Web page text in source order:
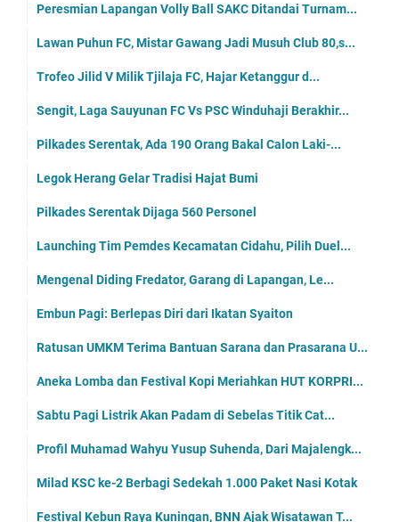
Peresmian Lapangan Volly Ball SAKC Ditandai Turnam...
Lawan Puhun FC, Mistar Gawang Jadi Musuh Club 80,s...
Trofeo Jilid V Milik Tjilaja FC, Hajar Ketanggur d...
Sengit, Laga Sauyunan FC Vs PSC Winduhaji Berakhir...
Pilkades Serentak, Ada 190 Orang Bakal Calon Laki-...
Legok Herang Gelar Tradisi Hajat Bumi
Pilkades Serentak Dijaga 560 Personel
Launching Tim Pemdes Kecamatan Cidahu, Pilih Duel...
Mengenal Diding Fredator, Garang di Lapangan, Le...
Embun Pagi: Berlepas Diri dari Ikatan Syaiton
Ratusan UMKM Terima Bantuan Sarana dan Prasarana U...
Aneka Lomba dan Festival Kopi Meriahkan HUT KORPRI...
Sabtu Pagi Listrik Akan Padam di Sebelas Titik Cat...
Profil Muhamad Wahyu Yusup Suhenda, Dari Majalengk...
Milad KSC ke-2 Berbagi Sedekah 1.000 Paket Nasi Kotak
Festival Kebun Raya Kuningan, BNN Ajak Wisatawan T...